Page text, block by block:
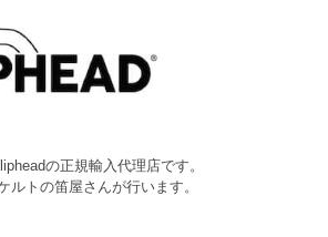
の正規輸入代理店です。
ルトの笛屋さんが行います。